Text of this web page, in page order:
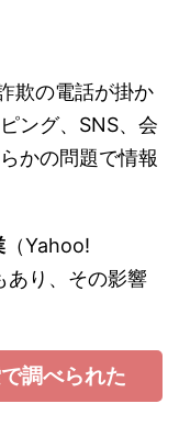
欺の電話が掛か
ング、SNS、会
かの問題で情報
（Yahoo!
あり、その影響
調べられた